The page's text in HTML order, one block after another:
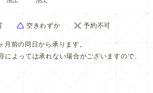
空きわずか 予約不可
前の同日から承ります。
よっては承れない場合がございますので、